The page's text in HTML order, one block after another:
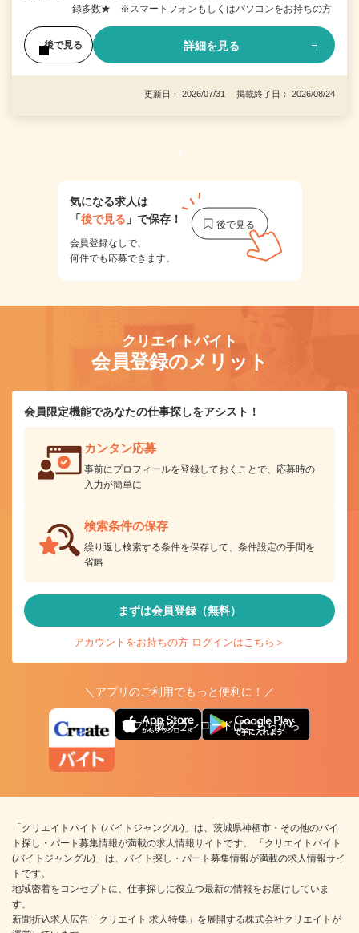
録多数★ ※スマートフォンもしくはパソコンをお持ちの方
後で見る 詳細を見る
更新日： 2026/07/31 掲載終了日： 2026/08/24
1
気になる求人は
「後で見る 」で保存！
会員登録なしで、
何件でも応募できます。
クリエイトバイト
会員登録のメリット
会員限定機能であなたの仕事探しをアシスト！
カンタン応募
事前にプロフィールを登録しておくことで、応募時の
入力が簡単に
検索条件の保存
繰り返し検索する条件を保存して、条件設定の手間を
省略
まずは会員登録（無料）
アカウントをお持ちの方 ログインはこちら＞
＼アプリのご利用でもっと便利に！／
アプリ版ダウンロードはこちらから
「クリエイトバイト (バイトジャングル)」は、茨城県神栖市・その他のバイ
ト探し・パート募集情報が満載の求人情報サイトです。 「クリエイトバイト
(バイトジャングル)」は、バイト探し・パート募集情報が満載の求人情報サイ
トです。
地域密着をコンセプトに、仕事探しに役立つ最新の情報をお届けしていま
す。
新聞折込求人広告「クリエイト 求人特集」を展開する株式会社クリエイトが